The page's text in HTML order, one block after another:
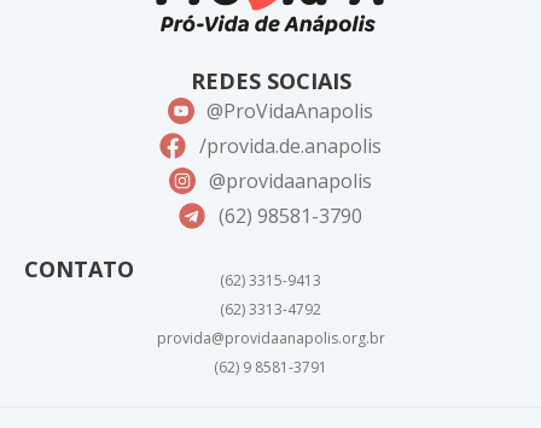
CONTATO
(62) 3315-9413
(62) 3313-4792
provida@providaanapolis.org.br
(62) 9 8581-3791
REDES SOCIAIS
@ProVidaAnapolis
/provida.de.anapolis
@providaanapolis
(62) 98581-3790